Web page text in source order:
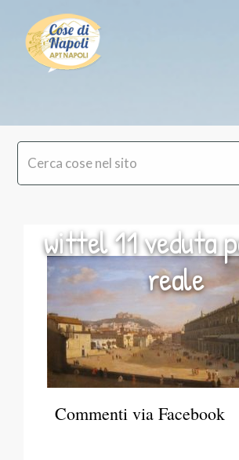
wittel 11 veduta
reale
Commenti via Facebook